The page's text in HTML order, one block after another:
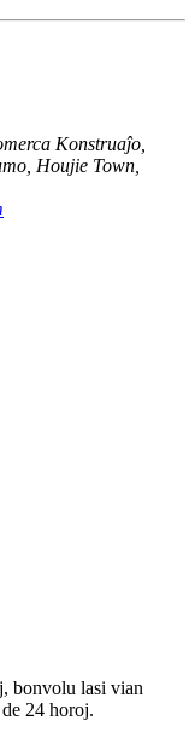
Konstruaĵo,
Houjie Town,
bonvolu lasi vian
24 horoj.